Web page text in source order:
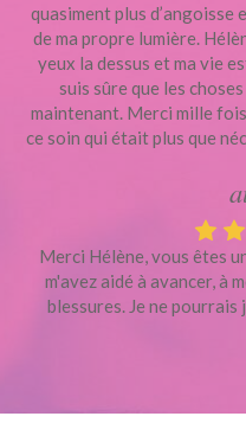
quasiment plus d’angoisse
de ma propre lumière.
yeux la dessus et ma vie
suis sûre que les
maintenant. Merci mille
ce soin qui était plus que
Merci Hélène, vous êtes
m'avez aidé à avancer, à
blessures. Je ne pourrais